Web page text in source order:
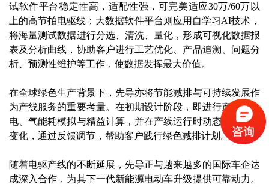
试软件平台稳定性高，适配性强，可完美适应30万/60万以
上的高节拍电驱线；大数据软件平台则应用自学习AI技术，
将海量测试数据进行分选、清洗、量化，形成可视化数据报
表及分析曲线，协助客户进行工艺优化、产品追溯、问题分
析、预测性维护等工作，使数据发挥最大价值。
在全球绿色生产背景下，先导亦将节能减排与可持续发展作
为产线服务的重要考量。在初期设计阶段，即进行产线水、
电、气能耗模拟与精益计算，并在产线运行时动态监测能耗
变化，通过反馈调节，帮助客户践行绿色减排计划。
随着电驱产线的不断延展，先导正与越来越多的国际车企达
成深入合作，为其下一代新能源电动车升级提供可靠动力。